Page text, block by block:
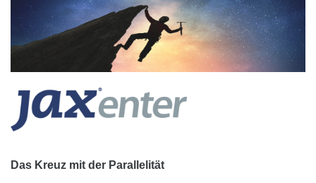
Das Kreuz mit der Parallelität